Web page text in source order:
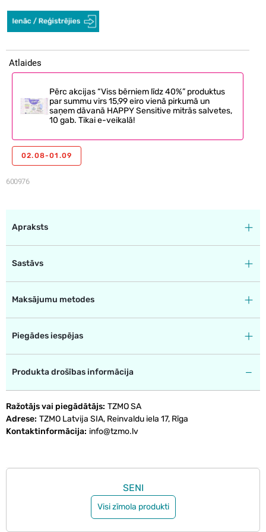
600976
Atlaides
Pērc akcijas “Viss bērniem līdz 40%” produktus
par summu virs 15,99 eiro vienā pirkumā un
saņem dāvanā HAPPY Sensitive mitrās salvetes,
10 gab. Tikai e-veikalā!
02.08-01.09
Apraksts
Sastāvs
Maksājumu metodes
Piegādes iespējas
Produkta drošības informācija
Ražotājs vai piegādātājs TZMO SA
Adrese TZMO Latvija SIA, Reinvaldu iela 17, Rīga
Kontaktinformācija info@tzmo.lv
SENI
Visi zīmola produkti